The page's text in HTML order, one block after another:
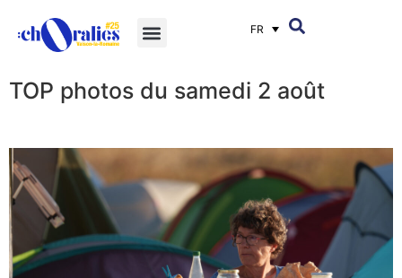
FR
TOP photos du samedi 2 août